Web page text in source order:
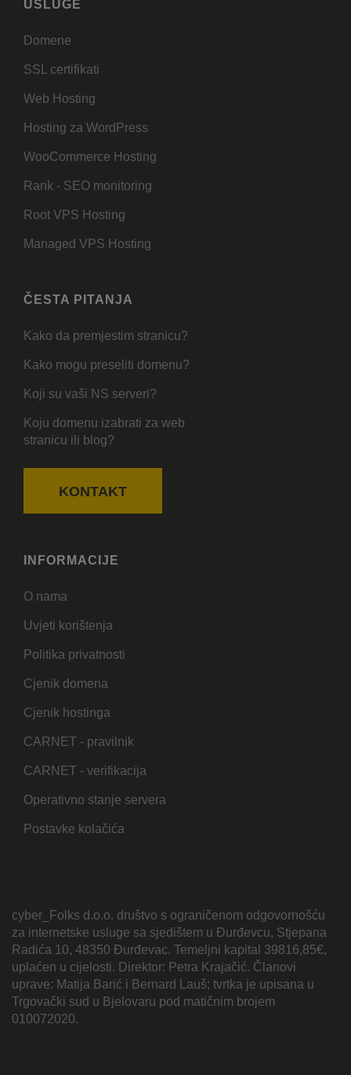
USLUGE
Domene
SSL certifikati
Web Hosting
Hosting za WordPress
WooCommerce Hosting
Rank - SEO monitoring
Root VPS Hosting
Managed VPS Hosting
ČESTA PITANJA
Kako da premjestim stranicu?
Kako mogu preseliti domenu?
Koji su vaši NS serveri?
Koju domenu izabrati za web
stranicu ili blog?
KONTAKT
INFORMACIJE
O nama
Uvjeti korištenja
Politika privatnosti
Cjenik domena
Cjenik hostinga
CARNET - pravilnik
CARNET - verifikacija
Operativno stanje servera
Postavke kolačića
cyber_Folks d.o.o. društvo s ograničenom odgovornošću
za internetske usluge sa sjedištem u Đurđevcu, Stjepana
Radića 10, 48350 Đurđevac. Temeljni kapital 39816,85€,
uplaćen u cijelosti. Direktor: Petra Krajačić. Članovi
uprave: Matija Barić i Bernard Lauš; tvrtka je upisana u
Trgovački sud u Bjelovaru pod matičnim brojem
010072020.